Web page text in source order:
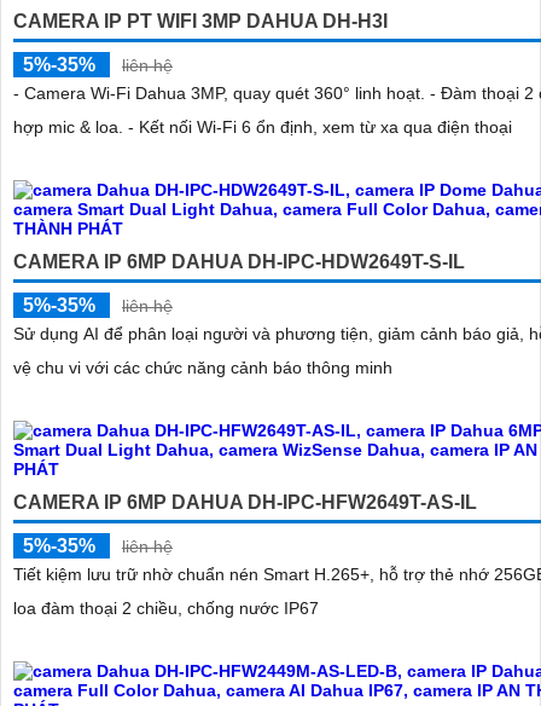
CAMERA IP PT WIFI 3MP DAHUA DH-H3I
5%-35%
liên hệ
- Camera Wi-Fi Dahua 3MP, quay quét 360° linh hoạt. - Đàm thoại 2
hợp mic & loa. - Kết nối Wi-Fi 6 ổn định, xem từ xa qua điện thoại
CAMERA IP 6MP DAHUA DH-IPC-HDW2649T-S-IL
5%-35%
liên hệ
Sử dụng AI để phân loại người và phương tiện, giảm cảnh báo giả,
vệ chu vi với các chức năng cảnh báo thông minh
CAMERA IP 6MP DAHUA DH-IPC-HFW2649T-AS-IL
5%-35%
liên hệ
Tiết kiệm lưu trữ nhờ chuẩn nén Smart H.265+, hỗ trợ thẻ nhớ
loa đàm thoại 2 chiều, chống nước IP67